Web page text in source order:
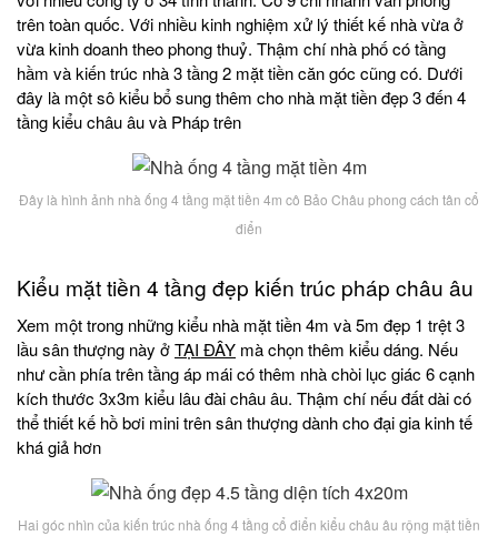
trên toàn quốc. Với nhiều kinh nghiệm xử lý thiết kế nhà vừa ở
vừa kinh doanh theo phong thuỷ. Thậm chí nhà phố có tầng
hầm và kiến trúc nhà 3 tầng 2 mặt tiền căn góc cũng có. Dưới
đây là một sô kiểu bổ sung thêm cho nhà mặt tiền đẹp 3 đến 4
tầng kiểu châu âu và Pháp trên
Đây là hình ảnh nhà ống 4 tầng mặt tiền 4m cô Bảo Châu phong cách tân cổ
điển
Kiểu mặt tiền 4 tầng đẹp kiến trúc pháp châu âu
Xem một trong những kiểu nhà mặt tiền 4m và 5m đẹp 1 trệt 3
lầu sân thượng này ởTẠI ĐÂY mà chọn thêm kiểu dáng. Nếu
như cần phía trên tầng áp mái có thêm nhà chòi lục giác 6 cạnh
kích thước 3x3m kiểu lâu đài châu âu. Thậm chí nếu đất dài có
thể thiết kế hồ bơi mini trên sân thượng dành cho đại gia kinh tế
khá giả hơn
Hai góc nhìn của kiến trúc nhà ống 4 tầng cổ điển kiểu châu âu rộng mặt tiền